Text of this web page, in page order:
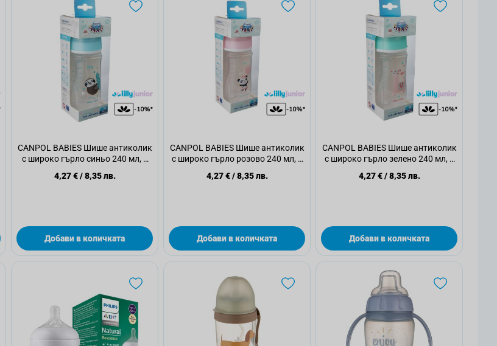
CANPOL BABIES Шише антиколик
с широко гърло синьо 240 мл, 1
4,27 €/8,35 лв.
Добави в количката
CANPOL BABIES Шише антиколик
с широко гърло розово 240 мл, 1
4,27 €/8,35 лв.
Добави в количката
CANPOL BABIES Шише антиколик
с широко гърло зелено 240 мл, 1
4,27 €/8,35 лв.
Добави в количката